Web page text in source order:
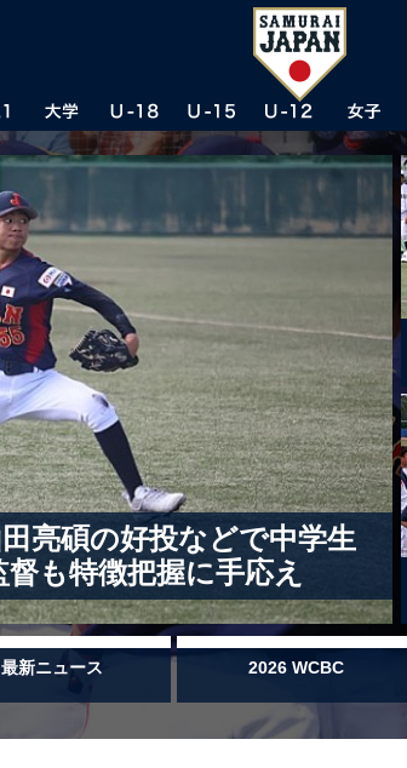
亮碩の好投などで中学生
も特徴把握に手応え
最新ニュース 2026 WCBC